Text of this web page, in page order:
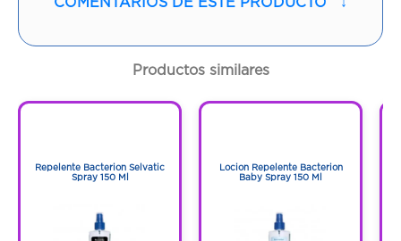
Productos similares
Repelente Bacterion Selvatic
Spray 150 Ml
Locion Repelente Bacterion
Baby Spray 150 Ml